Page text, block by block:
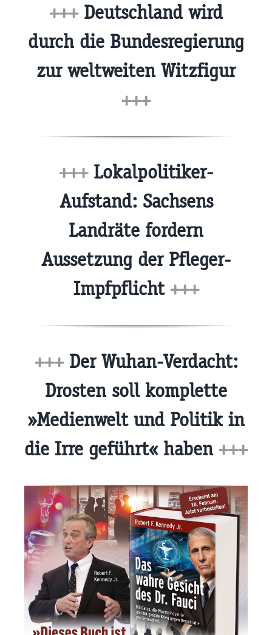
+++Deutschland wird
durch die Bundesregierung
zur weltweiten Witzfigur
+++
+++Lokalpolitiker-
Aufstand: Sachsens
Landräte fordern
Aussetzung der Pfleger-
Impfpflicht +++
+++Der Wuhan-Verdacht:
Drosten soll komplette
»Medienwelt und Politik in
die Irre geführt« haben +++